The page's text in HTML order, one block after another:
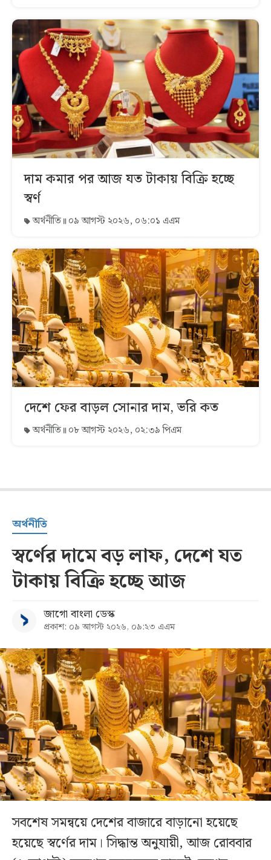
দাম কমার পর আজ যত টাকায় বিক্রি হচ্ছে
স্বর্ণ
অর্থনীতি ০৯ আগস্ট ২০২৬, ০৬:০১ এএম
দেশে ফের বাড়ল সোনার দাম, ভরি কত
অর্থনীতি ০৮ আগস্ট ২০২৬, ০২:৩৯ পিএম
অর্থনীতি
স্বর্ণের দামে বড় লাফ, দেশে যত
টাকায় বিক্রি হচ্ছে আজ
জাগো বাংলা ডেস্ক
প্রকাশ: ০৯ আগস্ট ২০২৬, ০৯:২৩ এএম
সবশেষ সমন্বয়ে দেশের বাজারে বাড়ানো হয়েছে
হয়েছে স্বর্ণের দাম। সিদ্ধান্ত অনুযায়ী, আজ রোববার